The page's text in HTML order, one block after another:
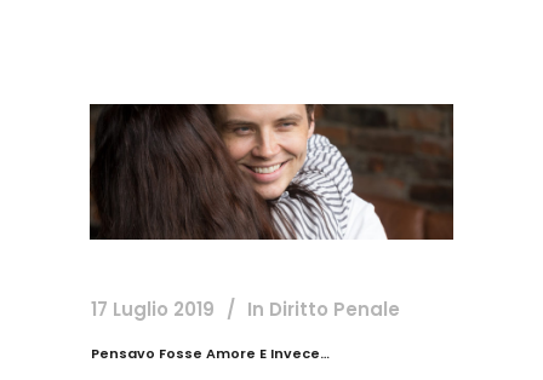
17 Luglio 2019 In Diritto Penale
Pensavo Fosse Amore E Invece…